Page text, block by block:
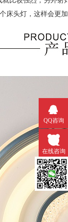
头灯，这样会
QQ咨询
在线咨询
微信扫一扫